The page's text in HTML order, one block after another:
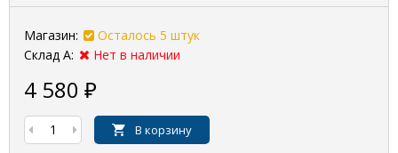
Магазин:
Осталось 5 штук
Склад А:
Нет в наличии
4 580 ₽
В корзину